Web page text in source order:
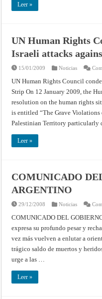
Leer »
UN Human Rights
Israeli attacks
15/01/2009 Noticias
UN Human Rights Council
Strip On 12 January 2009, the
resolution on the human rights
is entitled “The Grave
Palestinian Territory particularly
Leer »
COMUNICADO
ARGENTINO
29/12/2008 Noticias
COMUNICADO DEL
expresa su profundo pesar y
vez más vuelven a enlutar a
trágico saldo de muertos y
urge a las …
Leer »